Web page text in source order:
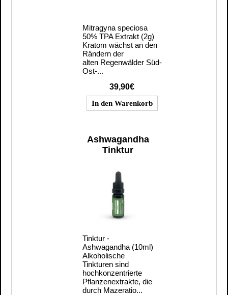
Mitragyna speciosa
50% TPA Extrakt (2g)
Kratom wächst an den
Rändern der
alten Regenwälder Süd-
Ost-...
39,90€
Ashwagandha
Tinktur
Tinktur -
Ashwagandha (10ml)
Alkoholische
Tinkturen sind
hochkonzentrierte
Pflanzenextrakte, die
durch Mazeratio...